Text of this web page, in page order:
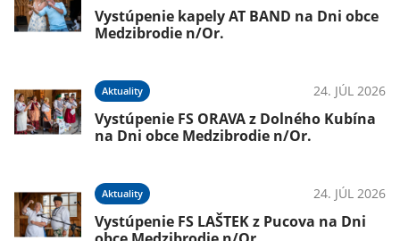
Vystúpenie kapely AT BAND na Dni obce
Medzibrodie n/Or.
Aktuality 24. JÚL 2026
Vystúpenie FS ORAVA z Dolného Kubína
na Dni obce Medzibrodie n/Or.
Aktuality 24. JÚL 2026
Vystúpenie FS LAŠTEK z Pucova na Dni